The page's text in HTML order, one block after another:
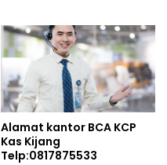
Alamat kantor BCA KCP
Kas Kijang
Telp:0817875533